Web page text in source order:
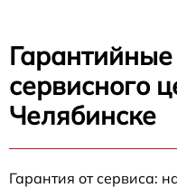
Гарантийные
сервисного
Челябинске
Гарантия от сервиса: